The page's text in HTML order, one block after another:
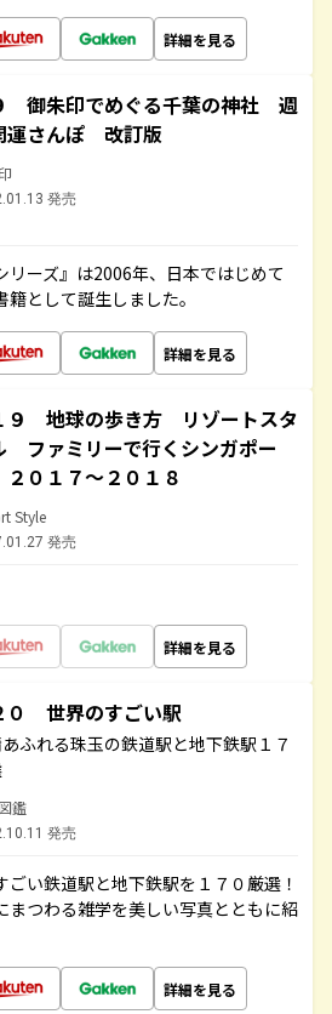
詳細を見る
御朱印でめぐる千葉の神社 週
運さんぽ 改訂版
発売
リーズ』は2006年、日本ではじめて
として誕生しました。
詳細を見る
９ 地球の歩き方 リゾートスタ
ファミリーで行くシンガポー
０１７～２０１８
Style
発売
詳細を見る
０ 世界のすごい駅
ふれる珠玉の鉄道駅と地下鉄駅１７
鑑
発売
ごい鉄道駅と地下鉄駅を１７０厳選！
まつわる雑学を美しい写真とともに紹
詳細を見る